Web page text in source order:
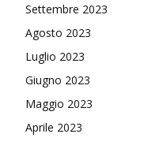
Settembre 2023
Agosto 2023
Luglio 2023
Giugno 2023
Maggio 2023
Aprile 2023